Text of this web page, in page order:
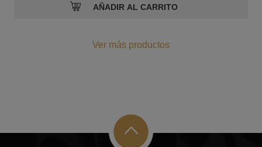
Ver más productos